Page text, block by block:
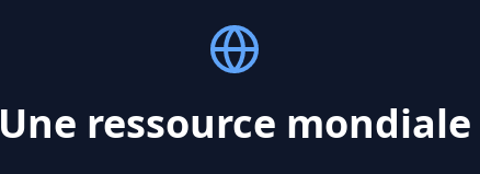
Une ressource mondiale